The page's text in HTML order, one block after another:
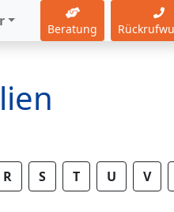
Beratung
R S T U V